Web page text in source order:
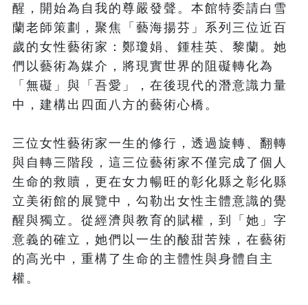
醒，開始為自我的尊嚴發聲。本館特委請白雪
蘭老師策劃，聚焦「藝海揚芬」系列三位近百
歲的女性藝術家：鄭瓊娟、鍾桂英、黎蘭。她
們以藝術為媒介，將現實世界的阻礙轉化為
「無礙」與「吾愛」，在後現代的潛意識力量
中，建構出四面八方的藝術心橋。
三位女性藝術家一生的修行，透過旋轉、翻轉
與自轉三階段，這三位藝術家不僅完成了個人
生命的救贖，更在女力暢旺的彰化縣之彰化縣
立美術館的展覽中，勾勒出女性主體意識的覺
醒與獨立。從經濟與教育的賦權，到「她」字
意義的確立，她們以一生的酸甜苦辣，在藝術
的高光中，重構了生命的主體性與身體自主